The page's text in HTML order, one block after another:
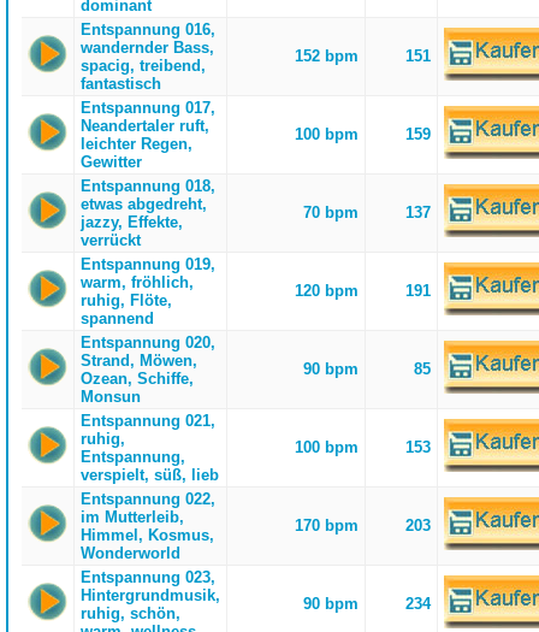
dominant
Entspannung 016,
wandernder Bass,
spacig, treibend,
fantastisch
152 bpm 151
Entspannung 017,
Neandertaler ruft,
leichter Regen,
Gewitter
100 bpm 159
Entspannung 018,
etwas abgedreht,
jazzy, Effekte,
verrückt
70 bpm 137
Entspannung 019,
warm, fröhlich,
ruhig, Flöte,
spannend
120 bpm 191
Entspannung 020,
Strand, Möwen,
Ozean, Schiffe,
Monsun
90 bpm 85
Entspannung 021,
ruhig,
Entspannung,
verspielt, süß, lieb
100 bpm 153
Entspannung 022,
im Mutterleib,
Himmel, Kosmus,
Wonderworld
170 bpm 203
Entspannung 023,
Hintergrundmusik,
ruhig, schön,
90 bpm 234